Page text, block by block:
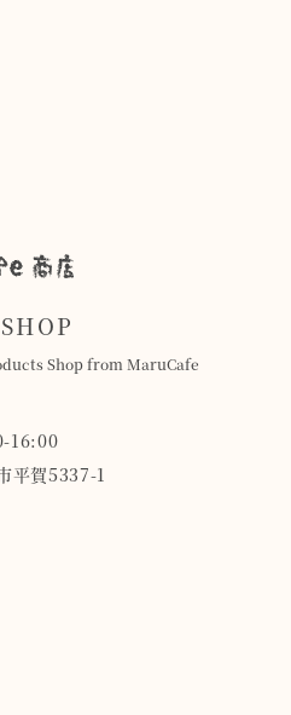
Shop from MaruCafe
16:00
平賀5337-1